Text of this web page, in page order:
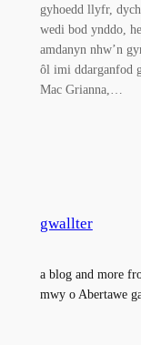
gyhoedd llyfr,
wedi bod ynddo,
amdanyn nhw’n
ôl imi ddarganfod
Mac Grianna,…
gwallter
a blog and more
mwy o Abertawe